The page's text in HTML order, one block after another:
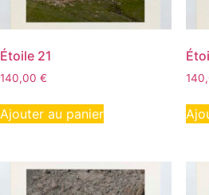
Étoile 21
140,00 €
Ajouter au panier